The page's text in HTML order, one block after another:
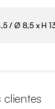
/ Ø 8,5 x H
clientes